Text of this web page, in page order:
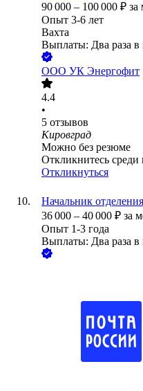
90 000 – 100 000 ₽ за
Опыт 3-6 лет
Вахта
Выплаты: Два раза в
ООО УК Энергофит
4.4
•
5 отзывов
Кировград
Можно без резюме
Откликнитесь среди
Откликнуться
Начальник
36 000 – 40 000 ₽ за
Опыт 1-3 года
Выплаты: Два раза в